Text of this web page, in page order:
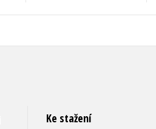
Ke stažení